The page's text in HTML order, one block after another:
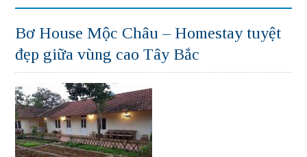
Bơ House Mộc Châu – Homestay tuyệt
đẹp giữa vùng cao Tây Bắc